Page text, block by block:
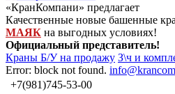
«КранКомпани» предлагает
Качественные новые башенные
МАЯК на выгодных условиях!
Официальный представитель!
Краны Б/У на продажу З\ч и
Error: block not found.
+7(981)745-53-00